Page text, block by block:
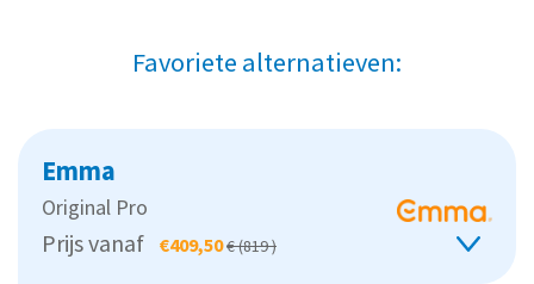
Favoriete alternatieven:
Emma
Original Pro
Prijs vanaf €409,50€ (819 )